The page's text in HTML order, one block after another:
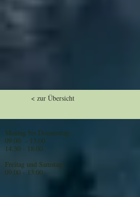
< zur Übersicht
Montag bis Donnerstag:
09:00 - 13:00
14:30 - 18:00
Freitag und Samstag:
09:00 - 13:00